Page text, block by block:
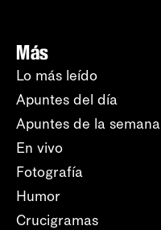
Más
Lo más leído
Apuntes del día
Apuntes de la semana
En vivo
Fotografía
Humor
Crucigramas